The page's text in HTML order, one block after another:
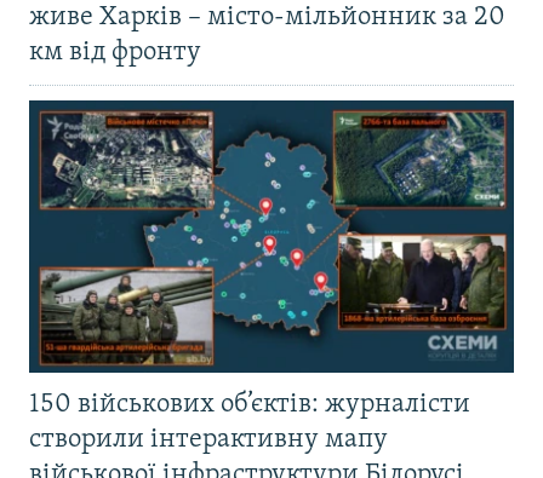
живе Харків – місто-мільйонник за 20
км від фронту
150 військових об’єктів: журналісти
створили інтерактивну мапу